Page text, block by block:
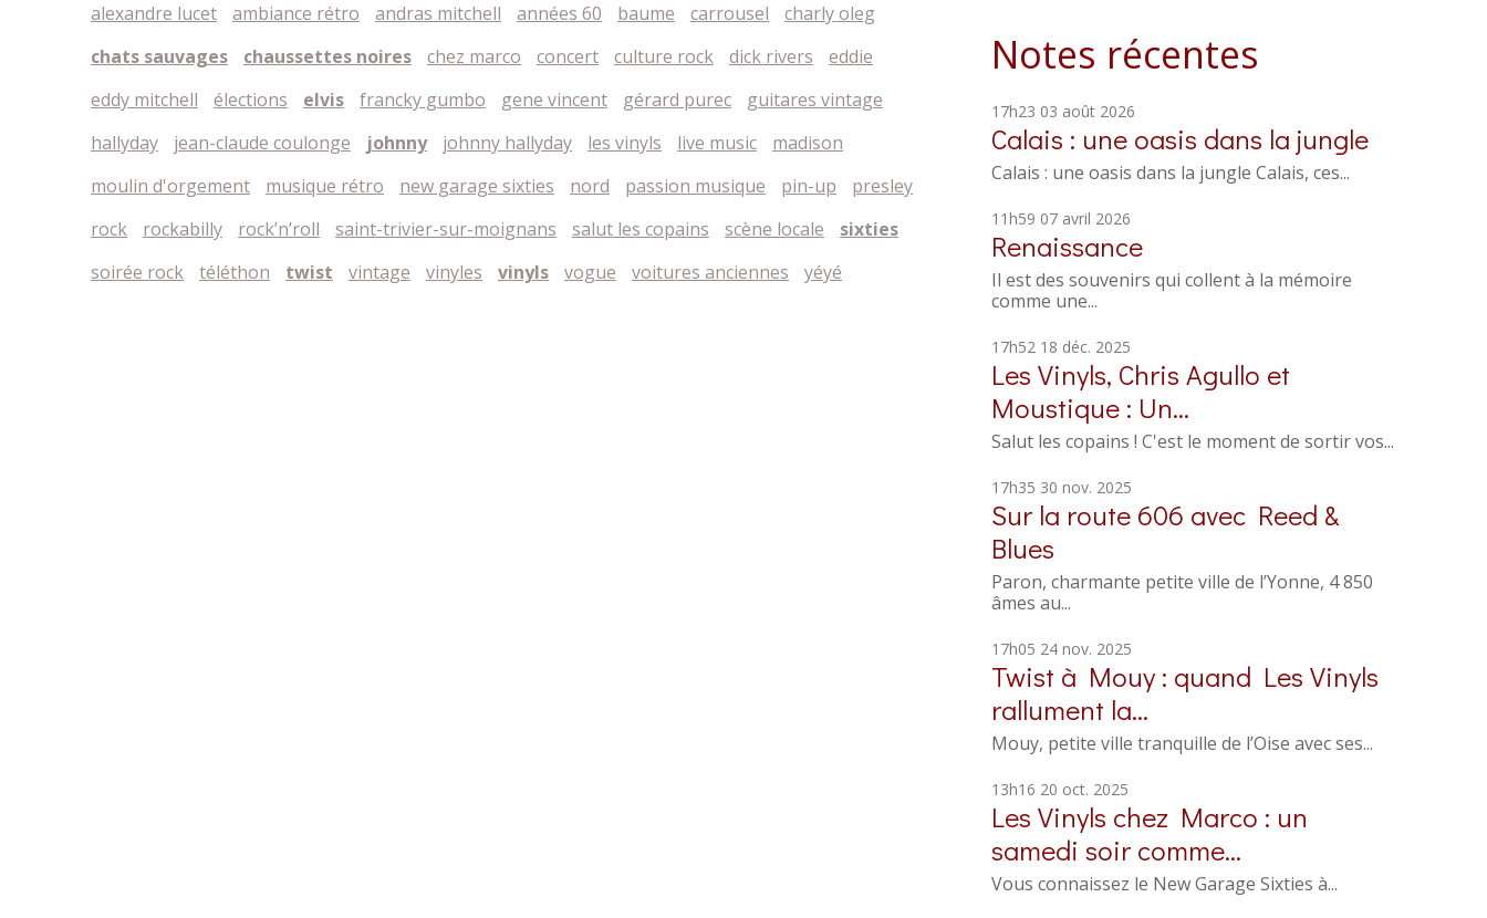
alexandre lucet ambiance rétro andras mitchell années 60 baume carrousel
charly oleg
chats sauvages
chaussettes noires chez marco concert culture rock dick rivers
eddie
eddy mitchell
élections elvis francky gumbo gene vincent gérard purec
guitares vintage
hallyday
jean-claude coulonge johnny johnny hallyday les vinyls live music
madison
moulin d'orgement
musique rétro new garage sixties nord passion musique pin-up
presley
rock
rockabilly rock’n’roll saint-trivier-sur-moignans salut les copains scène locale
sixties
soirée rock
téléthon twist vintage vinyles vinyls vogue voitures anciennes yéyé
Notes récentes
17h23 03 août 2026
Calais : une oasis dans la jungle
Calais : une oasis dans la jungle Calais, ces...
11h59 07 avril 2026
Renaissance
Il est des souvenirs qui collent à la mémoire
comme une...
17h52 18 déc. 2025
Les Vinyls, Chris Agullo et
Moustique : Un...
Salut les copains ! C'est le moment de sortir vos...
17h35 30 nov. 2025
Sur la route 606 avec Reed &
Blues
Paron, charmante petite ville de l’Yonne, 4 850
âmes au...
17h05 24 nov. 2025
Twist à Mouy : quand Les Vinyls
rallument la...
Mouy, petite ville tranquille de l’Oise avec ses...
13h16 20 oct. 2025
Les Vinyls chez Marco : un
samedi soir comme...
Vous connaissez le New Garage Sixties à...